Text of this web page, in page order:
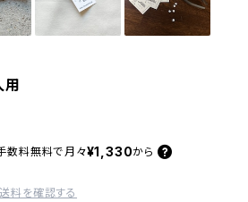
用
数料無料で月々¥1,330から
送料を確認する